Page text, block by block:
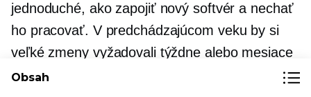
jednoduché, ako zapojiť nový softvér a nechať
ho pracovať. V predchádzajúcom veku by si
veľké zmeny vyžadovali týždne alebo mesiace
backendového programovania na
Obsah